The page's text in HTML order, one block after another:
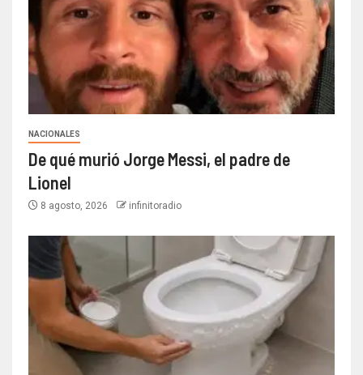
NACIONALES
De qué murió Jorge Messi, el padre de
Lionel
8 agosto, 2026 infinitoradio